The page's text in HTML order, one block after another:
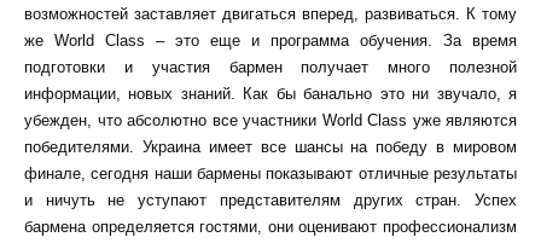
возможностей заставляет двигаться вперед, развиваться. К тому
же World Class – это еще и программа обучения. За время
подготовки и участия бармен получает много полезной
информации, новых знаний. Как бы банально это ни звучало, я
убежден, что абсолютно все участники World Class уже являются
победителями. Украина имеет все шансы на победу в мировом
финале, сегодня наши бармены показывают отличные результаты
и ничуть не уступают представителям других стран. Успех
бармена определяется гостями, они оценивают профессионализм